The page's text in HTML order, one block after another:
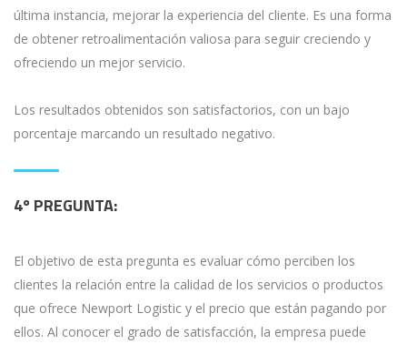
última instancia, mejorar la experiencia del cliente. Es una forma
de obtener retroalimentación valiosa para seguir creciendo y
ofreciendo un mejor servicio.
Los resultados obtenidos son satisfactorios, con un bajo
porcentaje marcando un resultado negativo.
4º PREGUNTA:
El objetivo de esta pregunta es evaluar cómo perciben los
clientes la relación entre la calidad de los servicios o productos
que ofrece Newport Logistic y el precio que están pagando por
ellos. Al conocer el grado de satisfacción, la empresa puede